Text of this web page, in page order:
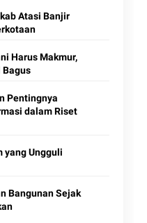
Atasi Banjir
Harus Makmur,
Bagus
Pentingnya
dalam Riset
yang Ungguli
Bangunan Sejak